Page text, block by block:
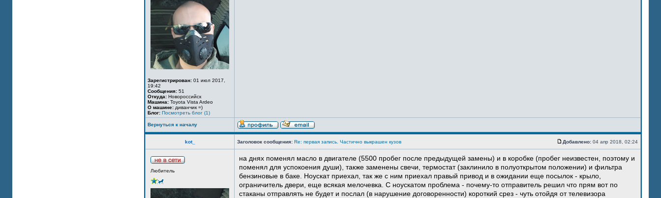
Зарегистрирован: 01 июл 2017,
19:42
Сообщения: 51
Откуда: Новороссийск
Машина: Toyota Vista Ardeo
О машине: диванчик =)
Блог: Посмотреть блог (1)
Вернуться к началу
kot_ Заголовок сообщения: Re: первая запись. Частично выкрашен кузов Добавлено: 04 апр 2018, 02:24
Любитель
на днях поменял масло в двигателе (5500 пробег после предыдущей замены) и в коробке (пробег неизвестен, поэтому и
поменял для успокоения души), также заменены свечи, термостат (заклинило в полуоткрытом положении) и фильтра
бензиновые в баке. Ноускат приехал, так же с ним приехал правый привод и в ожидании еще посылок - крыло,
ограничитель двери, еще всякая мелочевка. С ноускатом проблема - почему-то отправитель решил что прям вот по
стаканы отправлять не будет и послал (в нарушение договоренности) короткий срез - чуть отойдя от телевизора